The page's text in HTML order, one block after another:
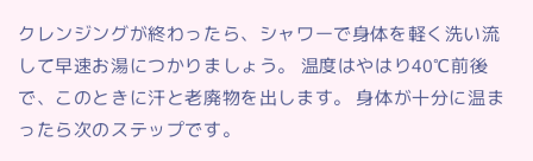
クレンジングが終わったら、シャワーで身体を軽く洗い流
して早速お湯につかりましょう。 温度はやはり40℃前後
で、このときに汗と老廃物を出します。 身体が十分に温ま
ったら次のステップです。